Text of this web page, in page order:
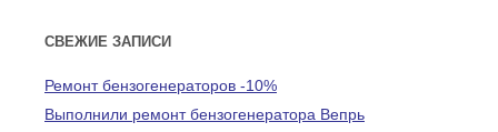
СВЕЖИЕ ЗАПИСИ
Ремонт бензогенераторов -10%
Выполнили ремонт бензогенератора Вепрь